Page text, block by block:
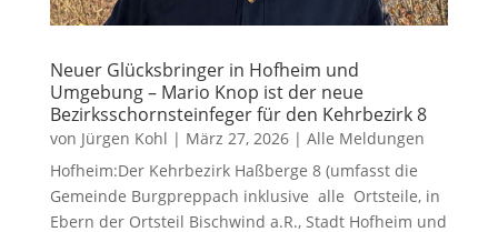
Neuer Glücksbringer in Hofheim und
Umgebung – Mario Knop ist der neue
Bezirksschornsteinfeger für den Kehrbezirk 8
von Jürgen Kohl | März 27, 2026| Alle Meldungen
Hofheim:Der Kehrbezirk Haßberge 8 (umfasst die
Gemeinde Burgpreppach inklusive alle Ortsteile, in
Ebern der Ortsteil Bischwind a.R., Stadt Hofheim und